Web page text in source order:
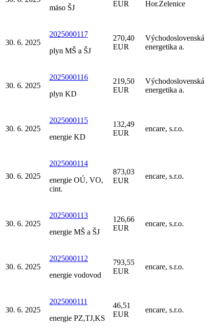
mäso ŠJ
EUR Hor.Zelenice
30. 6. 2025
2025000117
plyn MŠ a ŠJ
270,40
EUR
Východoslovenská
energetika a.
30. 6. 2025
2025000116
plyn KD
219,50
EUR
Východoslovenská
energetika a.
30. 6. 2025
2025000115
energie KD
132,49
EUR
encare, s.r.o.
30. 6. 2025
2025000114
energie OÚ, VO,
cint.
873,03
EUR
encare, s.r.o.
30. 6. 2025
2025000113
energie MŠ a ŠJ
126,66
EUR
encare, s.r.o.
30. 6. 2025
2025000112
energie vodovod
793,55
EUR
encare, s.r.o.
30. 6. 2025
2025000111
energie PZ,TJ,KS
46,51
EUR
encare, s.r.o.